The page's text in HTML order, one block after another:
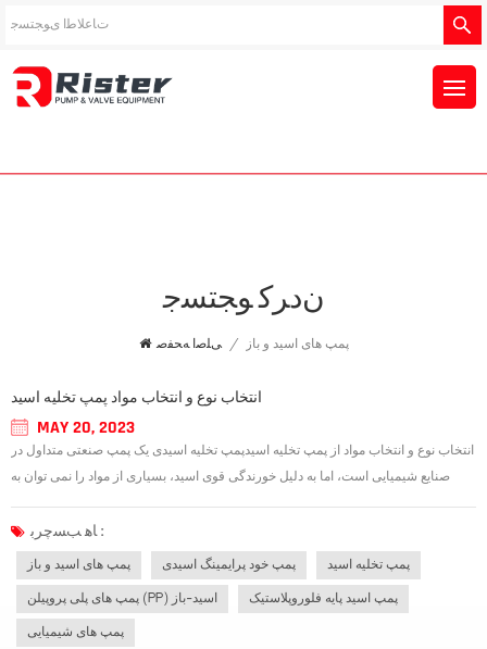
ﻥﺩﺮﮐ ﻮﺠﺘﺴﺟ
ﯽﻠﺻﺍ ﻪﺤﻔﺻ / پمپ های اسید و باز
انتخاب نوع و انتخاب مواد پمپ تخلیه اسید
MAY 20, 2023
انتخاب نوع و انتخاب مواد از پمپ تخلیه اسیدپمپ تخلیه اسیدی یک پمپ صنعتی متداول در
صنایع شیمیایی است، اما به دلیل خورندگی قوی اسید، بسیاری از مواد را نمی توان به
ﺎﻫ ﺐﺴﭼﺮﺑ :
پمپ های اسید و باز پمپ خود پرایمینگ اسیدی پمپ تخلیه اسید
پمپ های پلی پروپیلن (PP) اسید-باز پمپ اسید پایه فلوروپلاستیک
پمپ های شیمیایی